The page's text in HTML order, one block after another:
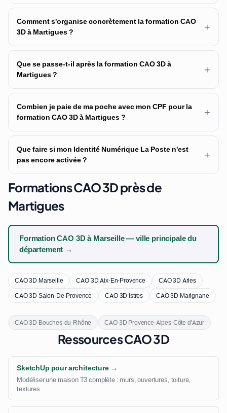
Comment s'organise concrètement la formation CAO
3D à Martigues ?
+
Que se passe-t-il après la formation CAO 3D à
Martigues ?
+
Combien je paie de ma poche avec mon CPF pour la
formation CAO 3D à Martigues ?
+
Que faire si mon Identité Numérique La Poste n'est
pas encore activée ?
+
Formations CAO 3D près de
Martigues
Formation CAO 3D à Marseille — ville principale du
département →
CAO 3D Marseille CAO 3D Aix-En-Provence
CAO 3D Arles
CAO 3D Salon-De-Provence
CAO 3D Istres CAO 3D Marignane
CAO 3D Bouches-du-Rhône CAO 3D Provence-Alpes-Côte d'Azur
Ressources CAO 3D
SketchUp pour architecture →
Modéliser une maison T3 complète : murs, ouvertures, toiture,
textures